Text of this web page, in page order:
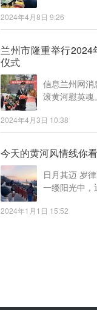
2024年4月8日 9:26
兰州市隆重举行
仪式
信息兰州网
滚黄河慰英
2024年4月3日 10:38
今天的黄河风情线你
日月其迈 岁
一缕阳光中
2024年1月1日 15:52